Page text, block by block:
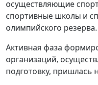
осуществляющие
спортивные школы и
олимпийского резерва.
Активная фаза
организаций,
подготовку, пришлась